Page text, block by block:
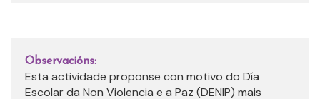
Observacións:
Esta actividade proponse con motivo do Día
Escolar da Non Violencia e a Paz (DENIP) mais